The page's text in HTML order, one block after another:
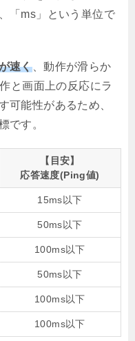
「ms」という単位で
速く、動作が滑らか
と画面上の反応にラ
可能性があるため、
です。
【目安】
応答速度(Ping値)
15ms以下
50ms以下
100ms以下
50ms以下
100ms以下
100ms以下